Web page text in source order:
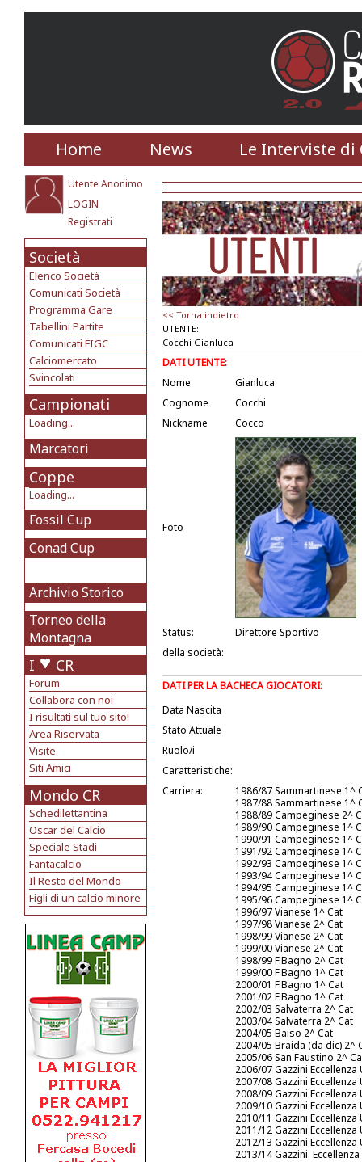
Home News Le Interviste di
Utente Anonimo
LOGIN
Registrati
Società
Elenco Società
Comunicati Società
Programma Gare
Tabellini Partite
Comunicati FIGC
Calciomercato
Svincolati
Campionati
Loading...
Marcatori
Coppe
Loading...
Fossil Cup
Conad Cup
Archivio Storico
Torneo della
Montagna
I CR
Forum
Collabora con noi
I risultati sul tuo sito!
Area Riservata
Visite
Siti Amici
Mondo CR
Schedilettantina
Oscar del Calcio
Speciale Stadi
Fantacalcio
Il Resto del Mondo
Figli di un calcio minore
<< Torna indietro
UTENTE:
Cocchi Gianluca
DATI UTENTE:
Nome
Gianluca
Cognome
Cocchi
Nickname
Cocco
Foto
Status:
Direttore Sportivo
della società:
DATI PER LA BACHECA GIOCATORI:
Data Nascita
Stato Attuale
Ruolo/i
Caratteristiche:
Carriera:
1986/87 Sammartinese 1^
1987/88 Sammartinese 1^
1988/89 Campeginese 2^
1989/90 Campeginese 1^
1990/91 Campeginese 1^
1991/92 Campeginese 1^
1992/93 Campeginese 1^
1993/94 Campeginese 1^
1994/95 Campeginese 1^
1995/96 Campeginese 1^
1996/97 Vianese 1^ Cat
1997/98 Vianese 2^ Cat
1998/99 Vianese 2^ Cat
1999/00 Vianese 2^ Cat
1998/99 F.Bagno 2^ Cat
1999/00 F.Bagno 1^ Cat
2000/01 F.Bagno 1^ Cat
2001/02 F.Bagno 1^ Cat
2002/03 Salvaterra 2^ Cat
2003/04 Salvaterra 2^ Cat
2004/05 Baiso 2^ Cat
2004/05 Braida (da dic) 2^
2005/06 San Faustino 2^
2006/07 Gazzini Eccellenza
2007/08 Gazzini Eccellenza
2008/09 Gazzini Eccellenza
2009/10 Gazzini Eccellenza
2010/11 Gazzini Eccellenza
2011/12 Gazzini Eccellenza
2012/13 Gazzini Eccellenza
2013/14 Gazzini. Eccellenza